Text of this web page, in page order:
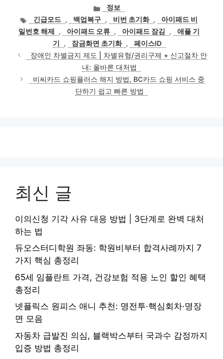
카
고
리
정보
태
그
긴급모드 , 백업복구 , 비번 초기화 ,
아이패드 비
밀번호 해제
, 아이패드 오류 , 아이패드 잠김 ,
애플 기
기
, 잠금화면 초기화 ,
페이스ID
장애인 차별금지 제도 | 차별유형/권리구제 + 신고절차 안
내: 올바른 대처법
비씨카드 쇼핑플러스 해지 방법, BC카드 쇼핑 서비스 중
단하기 쉽고 빠른 방법
최신 글
이의신청 기각 사유 대응 방법 | 3단계로 완벽 대처
하는 법
듀오스터디학원 좌동: 학원비부터 합격사례까지 7
가지 핵심 총정리
65세 임플란트 가격, 건강보험 적용 노인 할인 혜택
총정리
넷플릭스 원피스 애니 추천: 명전투·핵심회차·명장
면 모음
자동차 급발진 의심, 블랙박스부터 국과수 감정까지
입증 방법 총정리